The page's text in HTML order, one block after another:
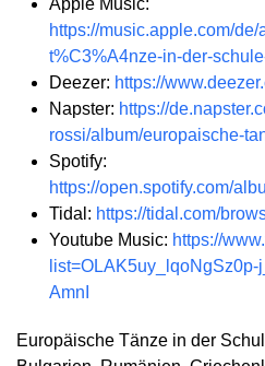
Apple Music:
https://music.apple.com/
t%C3%A4nze-in-der-
Deezer: https://
Napster: https://
rossi/album/europaische-
Spotify:
https://open.spotify.com/
Tidal: https://tidal.com/
Youtube Music: https://
AmnI
Europäische Tänze in der